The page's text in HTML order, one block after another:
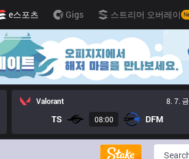
e스포츠 Gigs 스트리머 오버레이
Valorant 8. 7. 금
TS 08:00 DFM